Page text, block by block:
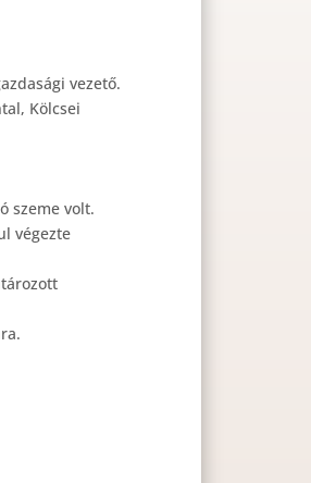
vezető.
Kölcsei
szeme volt.
végezte